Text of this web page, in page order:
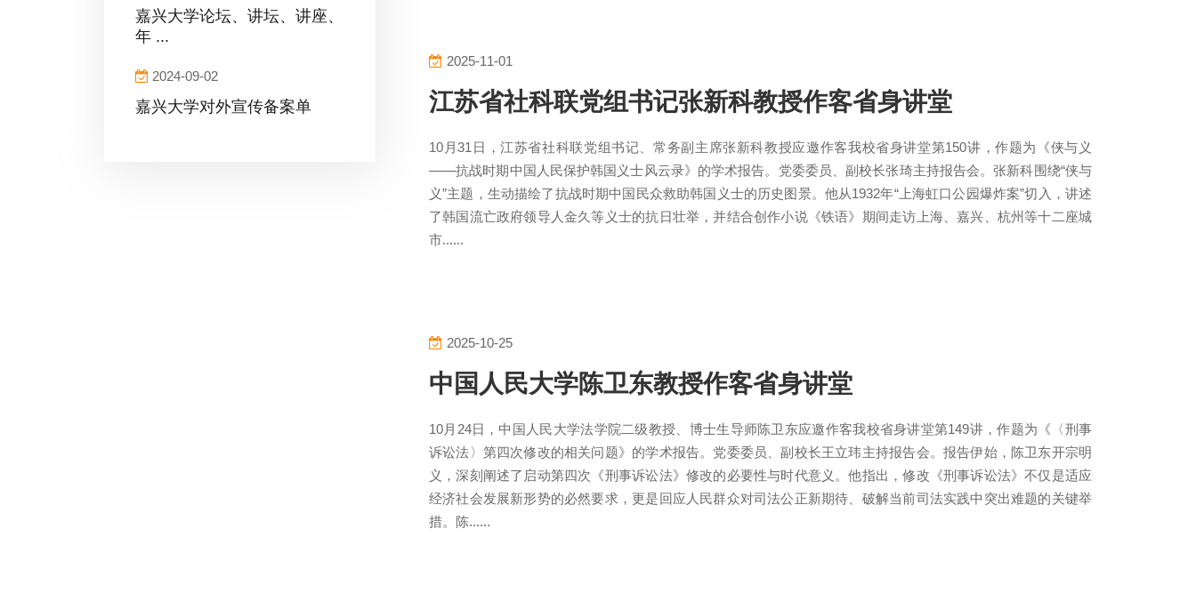
嘉兴大学论坛、讲坛、讲座、
年 ...
2024-09-02
嘉兴大学对外宣传备案单
2025-11-01
江苏省社科联党组书记张新科教授作客省身讲堂
10月31日，江苏省社科联党组书记、常务副主席张新科教授应邀作客我校省身讲堂第150讲，作题为《侠与义
——抗战时期中国人民保护韩国义士风云录》的学术报告。党委委员、副校长张琦主持报告会。张新科围绕“侠与
义”主题，生动描绘了抗战时期中国民众救助韩国义士的历史图景。他从1932年“上海虹口公园爆炸案”切入，讲述
了韩国流亡政府领导人金久等义士的抗日壮举，并结合创作小说《铁语》期间走访上海、嘉兴、杭州等十二座城
市......
2025-10-25
中国人民大学陈卫东教授作客省身讲堂
10月24日，中国人民大学法学院二级教授、博士生导师陈卫东应邀作客我校省身讲堂第149讲，作题为《〈刑事
诉讼法〉第四次修改的相关问题》的学术报告。党委委员、副校长王立玮主持报告会。报告伊始，陈卫东开宗明
义，深刻阐述了启动第四次《刑事诉讼法》修改的必要性与时代意义。他指出，修改《刑事诉讼法》不仅是适应
经济社会发展新形势的必然要求，更是回应人民群众对司法公正新期待、破解当前司法实践中突出难题的关键举
措。陈......